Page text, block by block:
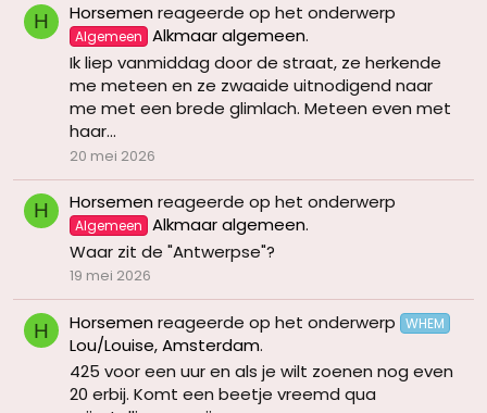
H Horsemen reageerde op het onderwerp
Algemeen Alkmaar algemeen.
Ik liep vanmiddag door de straat, ze herkende
me meteen en ze zwaaide uitnodigend naar
me met een brede glimlach. Meteen even met
haar...
20 mei 2026
H Horsemen reageerde op het onderwerp
Algemeen Alkmaar algemeen.
Waar zit de "Antwerpse"?
19 mei 2026
H Horsemen reageerde op het onderwerp WHEM
Lou/Louise, Amsterdam.
425 voor een uur en als je wilt zoenen nog even
20 erbij. Komt een beetje vreemd qua